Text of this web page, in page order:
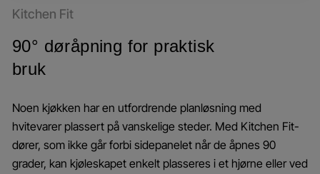
Kitchen Fit
90° døråpning for praktisk
bruk
Noen kjøkken har en utfordrende planløsning med
hvitevarer plassert på vanskelige steder. Med Kitchen Fit-
dører, som ikke går forbi sidepanelet når de åpnes 90
grader, kan kjøleskapet enkelt plasseres i et hjørne eller ved